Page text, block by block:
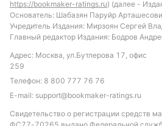
Обновлено:
Автор
Андрей Фоменко
Редактор отдела ставок и
Автор обзоров БК и статей о
специализация: французский футбол
https://bookmaker-ratings.ru) (далее -
Основатель: Шабазян Паруйр
Учредитель Издания: Мирзоян Сергей
Главный редактор Издания: Бодров
Адрес: Москва, ул.Бутлерова 17, офис
259
Телефон: 8 800 777 76 76
E-mail: support@bookmaker-ratings.ru
Свидетельство о регистрации средств